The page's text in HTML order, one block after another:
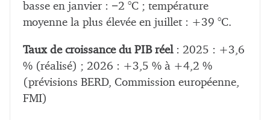
basse en janvier : −2 °C ; température
moyenne la plus élevée en juillet : +39 °C.
Taux de croissance du PIB réel: 2025 : +3,6
% (réalisé) ; 2026 : +3,5 % à +4,2 %
(prévisions BERD, Commission européenne,
FMI)